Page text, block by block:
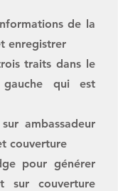
de la
enregistrer
traits dans le
gauche qui est
ambassadeur
couverture
pour générer
sur couverture